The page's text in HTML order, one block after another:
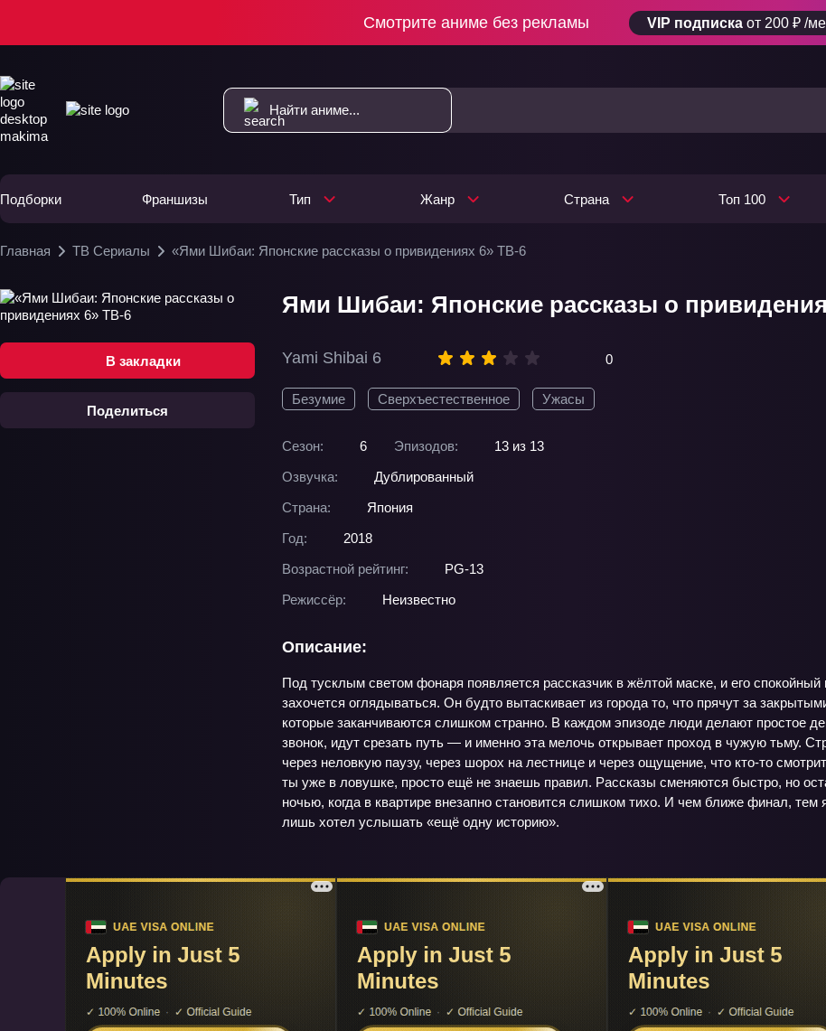
Смотрите аниме без рекламы VIP подписка от 200 ₽ /
Подборки Франшизы Тип Жанр Страна Топ 100
Главная ТВ Сериалы «Ями Шибаи: Японские рассказы о привидениях 6» ТВ-6
В закладки
Поделиться
Ями Шибаи: Японские рассказы о
Yami Shibai 6 0
Безумие Сверхъестественное Ужасы
Сезон: 6 Эпизодов:
13 из 13
Озвучка:
Дублированный
Страна:
Япония
Год:
2018
Возрастной рейтинг:
PG-13
Режиссёр:
Неизвестно
Описание:
Под тусклым светом фонаря появляется рассказчик в жёлтой маске, и его
захочется оглядываться. Он будто вытаскивает из города то, что прячут за
которые заканчиваются слишком странно. В каждом эпизоде люди делают простое
звонок, идут срезать путь — и именно эта мелочь открывает проход в чужую тьму.
через неловкую паузу, через шорох на лестнице и через ощущение, что кто‑то
ты уже в ловушке, просто ещё не знаешь правил. Рассказы сменяются быстро, но
ночью, когда в квартире внезапно становится слишком тихо. И чем ближе финал, тем
лишь хотел услышать «ещё одну историю».